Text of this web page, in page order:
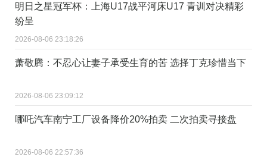
明日之星冠军杯：上海U17战平河床U17 青训对决精彩
纷呈
2026-08-06 23:18:26
萧敬腾：不忍心让妻子承受生育的苦 选择丁克珍惜当下
2026-08-06 23:09:12
哪吒汽车南宁工厂设备降价20%拍卖 二次拍卖寻接盘
2026-08-06 22:57:36